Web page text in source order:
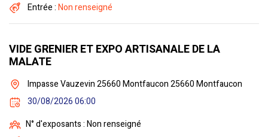
Entrée :Non renseigné
VIDE GRENIER ET EXPO ARTISANALE DE LA
MALATE
Impasse Vauzevin 25660 Montfaucon 25660 Montfaucon
30/08/2026 06:00
N° d'exposants : Non renseigné